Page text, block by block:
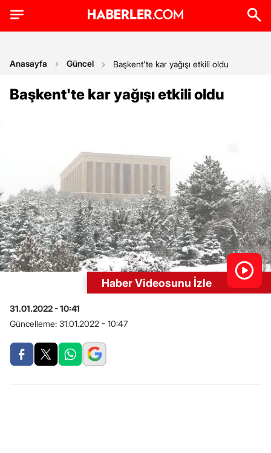
Anasayfa Güncel Başkent'te kar yağışı etkili oldu
Başkent'te kar yağışı etkili oldu
Haber Videosunu İzle
31.01.2022 - 10:41
Güncelleme: 31.01.2022 - 10:47